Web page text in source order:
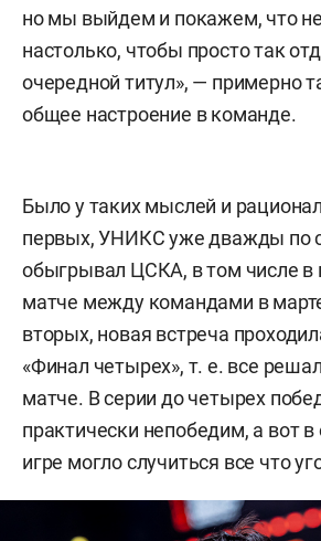
но мы выйдем и покажем, что
настолько, чтобы просто так
очередной титул», — примерно
общее настроение в команде.
Было у таких мыслей и
первых, УНИКС уже дважды по
обыгрывал ЦСКА, в том числе в
матче между командами в
вторых, новая встреча
«Финал четырех», т. е. все
матче. В серии до четырех
практически непобедим, а вот в
игре могло случиться все что